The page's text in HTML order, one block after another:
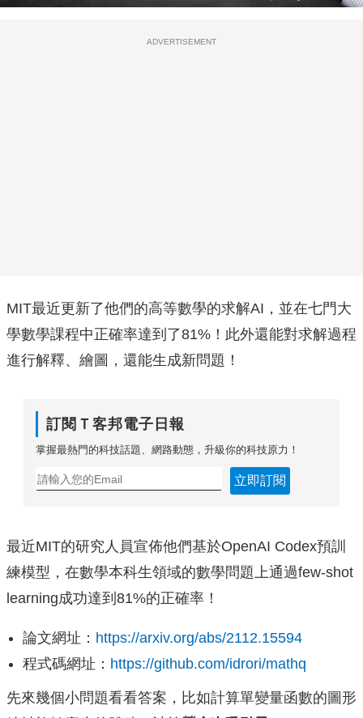
ADVERTISEMENT
MIT最近更新了他們的高等數學的求解AI，並在七門大
學數學課程中正確率達到了81%！此外還能對求解過程
進行解釋、繪圖，還能生成新問題！
訂閱Ｔ客邦電子日報
掌握最熱門的科技話題、網路動態，升級你的科技原力！
立即訂閱
最近MIT的研究人員宣佈他們基於OpenAI Codex預訓
練模型，在數學本科生領域的數學問題上通過few-shot
learning成功達到81%的正確率！
論文網址： https://arxiv.org/abs/2112.15594
程式碼網址： https://github.com/idrori/mathq
先來幾個小問題看看答案，比如計算單變量函數的圖形